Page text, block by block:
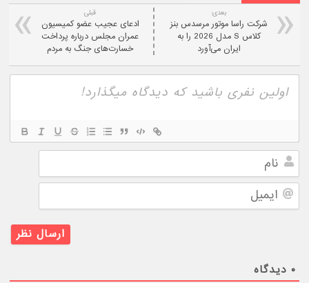
قبلی
ادعای عجیب عضو کمیسیون
عمران مجلس درباره پرداخت
خسارت‌های جنگ به مردم
بعدی:
شرکت راسا موتور مرسدس بنز
کلاس S مدل 2026 را به
ایران می‌آورد
نام
ایمیل
۰ دیدگاه